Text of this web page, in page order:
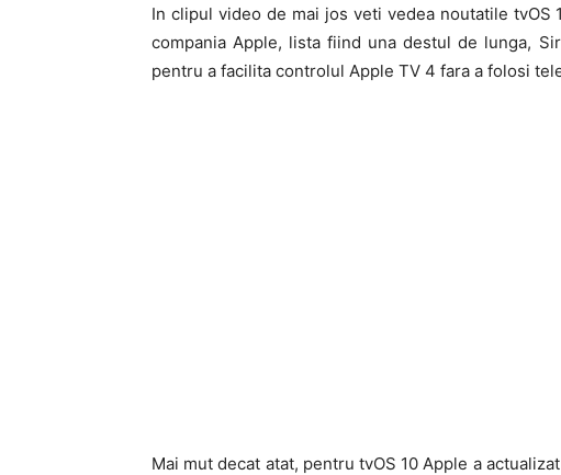
In clipul video de mai jos veti vedea noutatile
compania Apple, lista fiind una destul de lunga,
pentru a facilita controlul Apple TV 4 fara a folosi
Mai mut decat atat, pentru tvOS 10 Apple a